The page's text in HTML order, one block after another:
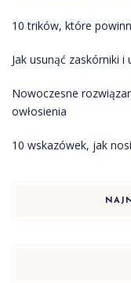
10 trików, które
Jak usunąć zaskórniki
Nowoczesne
owłosienia
10 wskazówek, jak